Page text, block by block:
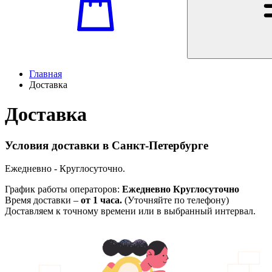
Главная
Доставка
Доставка
Условия доставки в Санкт-Петербурге
Ежедневно - Круглосуточно.
График работы операторов: Ежедневно Круглосуточно
Время доставки – от 1 часа. (Уточняйте по телефону)
Доставляем к точному времени или в выбранный интервал.